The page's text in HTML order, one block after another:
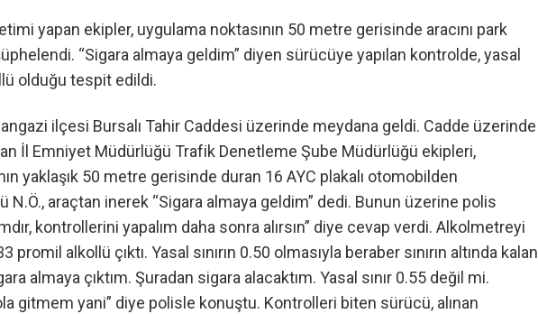
yapan ekipler, uygulama noktasının 50 metre gerisinde aracını park
“Sigara almaya geldim” diyen sürücüye yapılan kontrolde, yasal
olduğu tespit edildi.
ilçesi Bursalı Tahir Caddesi üzerinde meydana geldi. Cadde üzerinde
İl Emniyet Müdürlüğü Trafik Denetleme Şube Müdürlüğü ekipleri,
yaklaşık 50 metre gerisinde duran 16 AYC plakalı otomobilden
N.Ö., araçtan inerek “Sigara almaya geldim” dedi. Bunun üzerine polis
kontrollerini yapalım daha sonra alırsın” diye cevap verdi. Alkolmetreyi
alkollü çıktı. Yasal sınırın 0.50 olmasıyla beraber sınırın altında kalan
almaya çıktım. Şuradan sigara alacaktım. Yasal sınır 0.55 değil mi.
gitmem yani” diye polisle konuştu. Kontrolleri biten sürücü, alınan